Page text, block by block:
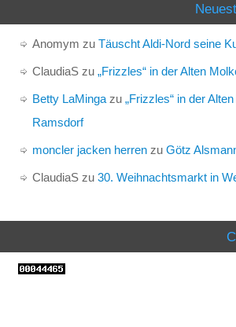
Anomym zu Täuscht Aldi-Nord seine
ClaudiaSzu „Frizzles“ in der Alten
Betty LaMingazu „Frizzles“ in der
Ramsdorf
moncler jacken herrenzu Götz
ClaudiaSzu 30. Weihnachtsmarkt in